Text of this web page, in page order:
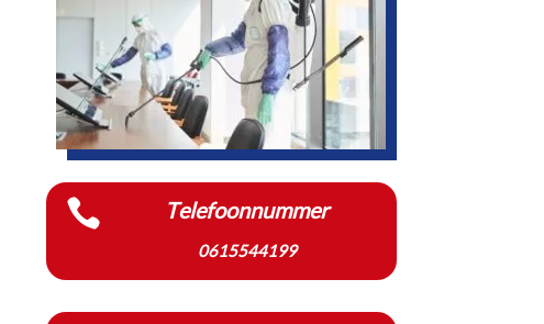
 Telefoonnummer
0615544199